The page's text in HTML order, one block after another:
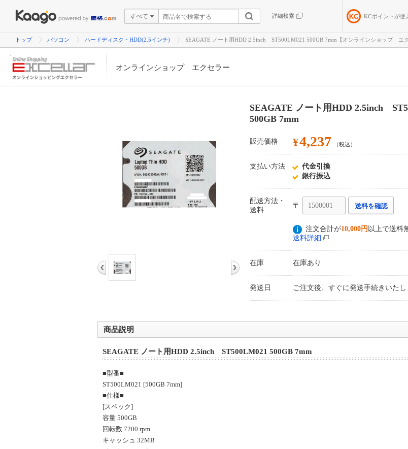
すべて 詳細検索 KCポイントが使
トップ パソコン ハードディスク・HDD(2.5インチ) SEAGATE ノート用HDD 2.5inch ST500LM021 500GB 7mm【オンラインショップ エク
オンラインショップ エクセラー
SEAGATE ノート用HDD 2.5inch
500GB 7mm
販売価格 ¥4,237 （税込）
支払い方法
代金引換
銀行振込
配送方法・
送料
〒 送料を確認
注文合計が10,000円 以上で送料
送料詳細
在庫 在庫あり
発送日 ご注文後、すぐに発送手続きいたし
商品説明
SEAGATE ノート用HDD 2.5inch ST500LM021 500GB 7mm
■型番■
ST500LM021 [500GB 7mm]
■仕様■
[スペック]
容量 500GB
回転数 7200 rpm
キャッシュ 32MB